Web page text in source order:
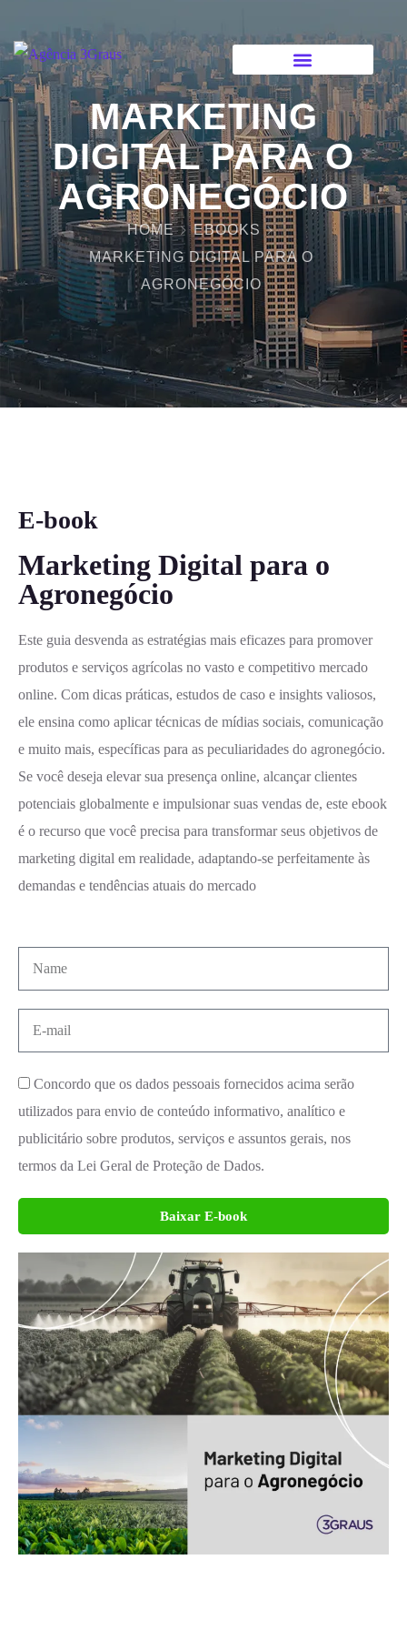
MARKETING
DIGITAL PARA O
AGRONEGÓCIO
HOME
EBOOKS
MARKETING DIGITAL PARA O
AGRONEGÓCIO
E-book
Marketing Digital para o
Agronegócio
Este guia desvenda as estratégias mais eficazes para promover
produtos e serviços agrícolas no vasto e competitivo mercado
online. Com dicas práticas, estudos de caso e insights valiosos,
ele ensina como aplicar técnicas de mídias sociais, comunicação
e muito mais, específicas para as peculiaridades do agronegócio.
Se você deseja elevar sua presença online, alcançar clientes
potenciais globalmente e impulsionar suas vendas de, este ebook
é o recurso que você precisa para transformar seus objetivos de
marketing digital em realidade, adaptando-se perfeitamente às
demandas e tendências atuais do mercado
Concordo que os dados pessoais fornecidos acima serão
utilizados para envio de conteúdo informativo, analítico e
publicitário sobre produtos, serviços e assuntos gerais, nos
termos da Lei Geral de Proteção de Dados.
Baixar E-book